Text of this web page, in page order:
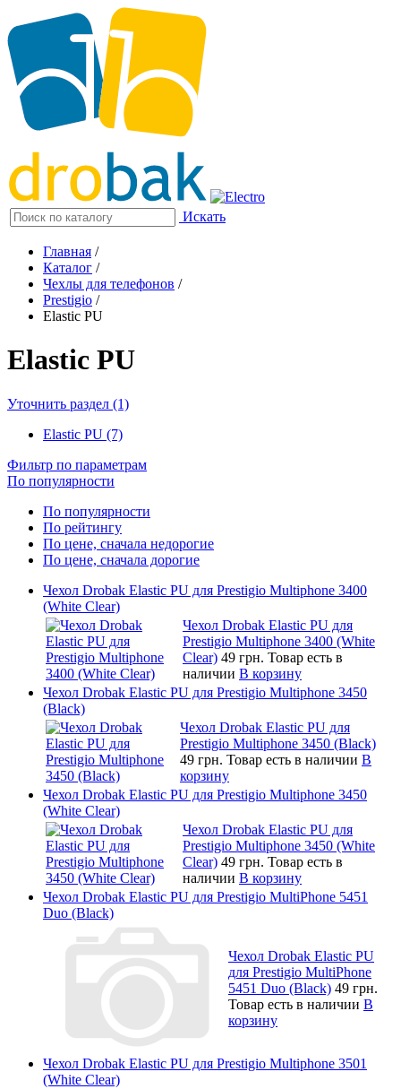
Искать
Главная /
Каталог /
Чехлы для телефонов /
Prestigio /
Elastic PU
Elastic PU
Уточнить раздел (1)
Elastic PU (7)
Фильтр по параметрам
По популярности
По популярности
По рейтингу
По цене, сначала недорогие
По цене, сначала дорогие
Чехол Drobak Elastic PU для Prestigio Multiphone 3400
(White Clear)
Чехол Drobak Elastic PU для
Prestigio Multiphone 3400 (White
Clear) 49 грн. Товар есть в
наличии В корзину
Чехол Drobak Elastic PU для Prestigio Multiphone 3450
(Black)
Чехол Drobak Elastic PU для
Prestigio Multiphone 3450 (Black)
49 грн. Товар есть в наличии В
корзину
Чехол Drobak Elastic PU для Prestigio Multiphone 3450
(White Clear)
Чехол Drobak Elastic PU для
Prestigio Multiphone 3450 (White
Clear) 49 грн. Товар есть в
наличии В корзину
Чехол Drobak Elastic PU для Prestigio MultiPhone 5451
Duo (Black)
Чехол Drobak Elastic PU
для Prestigio MultiPhone
5451 Duo (Black) 49 грн.
Товар есть в наличии В
корзину
Чехол Drobak Elastic PU для Prestigio Multiphone 3501
(White Clear)